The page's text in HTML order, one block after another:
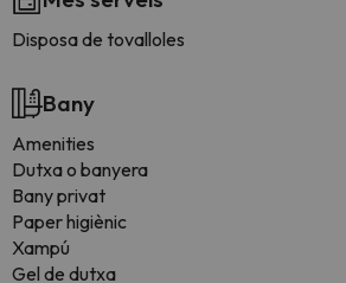
Disposa de tovalloles
Bany
Amenities
Dutxa o banyera
Bany privat
Paper higiènic
Xampú
Gel de dutxa